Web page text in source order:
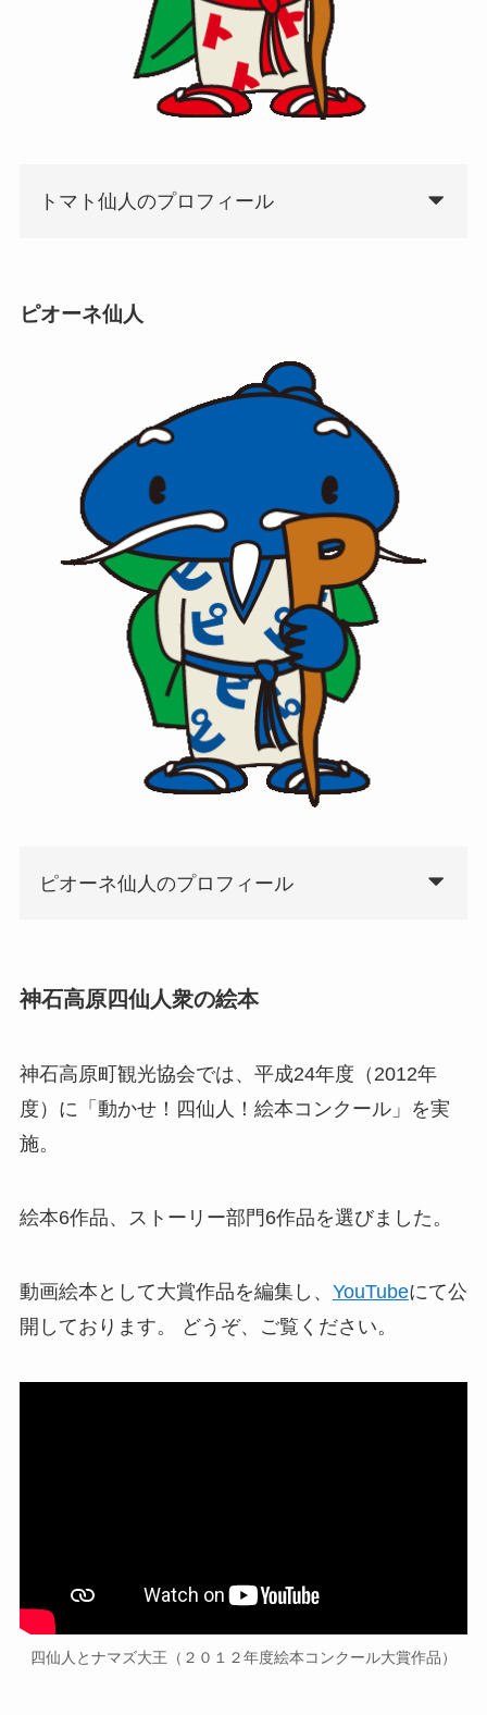
トマト仙人のプロフィール
ピオーネ仙人
ピオーネ仙人のプロフィール
神石高原四仙人衆の絵本
神石高原町観光協会では、平成24年度（2012年
度）に「動かせ！四仙人！絵本コンクール」を実
施。
絵本6作品、ストーリー部門6作品を選びました。
動画絵本として大賞作品を編集し、 YouTubeにて公
開しております。 どうぞ、ご覧ください。
四仙人とナマズ大王（２０１２年度絵本コンクール大賞作品）